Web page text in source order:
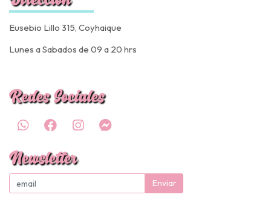
Eusebio Lillo 315, Coyhaique
Lunes a Sabados de 09 a 20 hrs
Redes Sociales
Newsletter
Enviar